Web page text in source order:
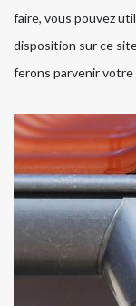
faire, vous pouvez
disposition sur ce
ferons parvenir votre